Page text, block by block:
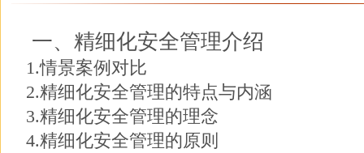
一、精细化安全管理介绍
1.情景案例对比
2.精细化安全管理的特点与内涵
3.精细化安全管理的理念
4.精细化安全管理的原则